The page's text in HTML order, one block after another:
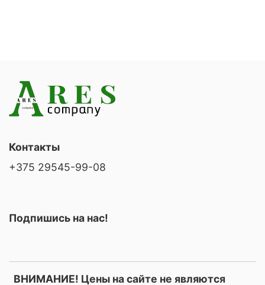
ВНИМАНИЕ! Цены на сайте не являются
Контакты
+375 29545-99-08
Подпишись на нас!